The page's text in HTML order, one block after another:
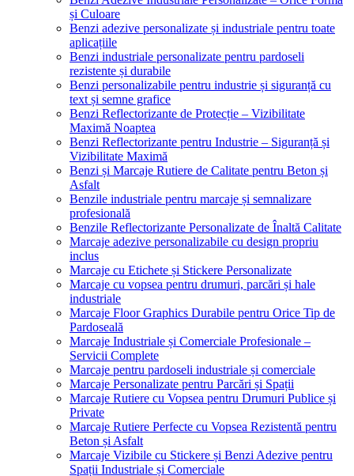
și Culoare
Benzi adezive personalizate și industriale pentru toate
aplicațiile
Benzi industriale personalizate pentru pardoseli
rezistente și durabile
Benzi personalizabile pentru industrie și siguranță cu
text și semne grafice
Benzi Reflectorizante de Protecție – Vizibilitate
Maximă Noaptea
Benzi Reflectorizante pentru Industrie – Siguranță și
Vizibilitate Maximă
Benzi și Marcaje Rutiere de Calitate pentru Beton și
Asfalt
Benzile industriale pentru marcaje și semnalizare
profesională
Benzile Reflectorizante Personalizate de Înaltă Calitate
Marcaje adezive personalizabile cu design propriu
inclus
Marcaje cu Etichete și Stickere Personalizate
Marcaje cu vopsea pentru drumuri, parcări și hale
industriale
Marcaje Floor Graphics Durabile pentru Orice Tip de
Pardoseală
Marcaje Industriale și Comerciale Profesionale –
Servicii Complete
Marcaje pentru pardoseli industriale și comerciale
Marcaje Personalizate pentru Parcări și Spații
Marcaje Rutiere cu Vopsea pentru Drumuri Publice și
Private
Marcaje Rutiere Perfecte cu Vopsea Rezistentă pentru
Beton și Asfalt
Marcaje Vizibile cu Stickere și Benzi Adezive pentru
Spații Industriale și Comerciale